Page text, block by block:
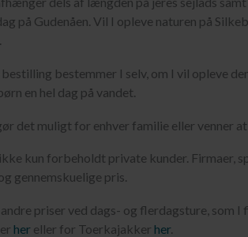
på Gudenåen. Vil I opleve naturen på
bestemmer I selv, om I vil opleve
en hel dag på vandet.
det muligt for enhver familie eller venner
kun forbeholdt private kunder. Firmaer,
gennemskuelige pris.
priser ved dags- og flerdagsture, som I
her eller for Toerkajakker her.